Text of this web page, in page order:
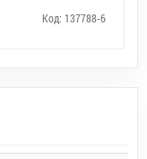
Код: 137788-6